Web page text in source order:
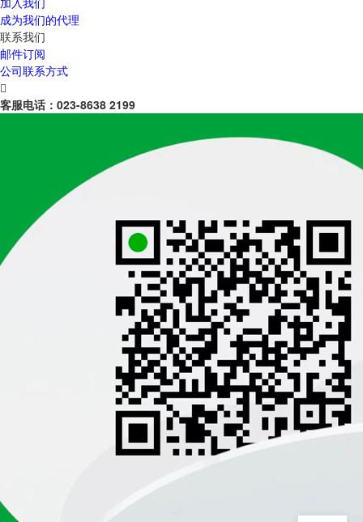
成为我们的代理
联系我们
邮件订阅
公司联系方式

客服电话： 023-8638 2199